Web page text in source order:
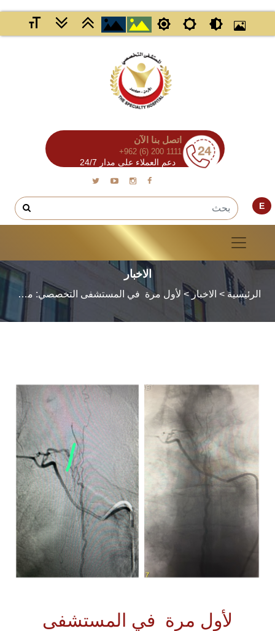
اتصل بنا الآن
+962 (6) 200 1111
دعم العملاء على مدار 24/7
E
الاخبار
الرئيسية > الاخبار> لأول مرة في المستشفى التخصصي: معالجة شلل طرفي ناتج عن تشوه شرياني وريدي في النخاع الشوكي
لأول مرة في المستشفى